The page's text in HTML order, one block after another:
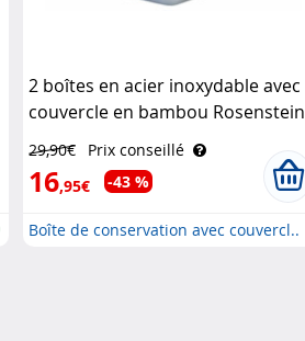
2 boîtes en acier inoxydable avec
couvercle en bambou Rosenstein
29,90€ Prix conseillé
16,95€ -43 %
Boîte de conservation avec couvercl..